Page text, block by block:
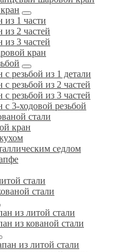
1 части
2 частей
3 частей
кран
резьбой из 1 детали
резьбой из 2 частей
резьбой из 3 частей
3-ходовой резьбой
стали
кран
седлом
стали
стали
из литой стали
из кованой стали
из литой стали